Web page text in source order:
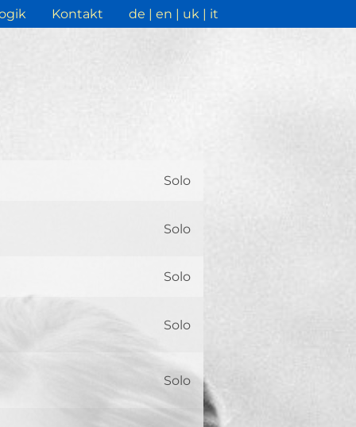
Kontakt de en uk it
Solo
Solo
Solo
Solo
Solo